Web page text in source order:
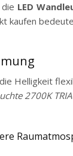
LED
kaufen
Helligkeit
2700K